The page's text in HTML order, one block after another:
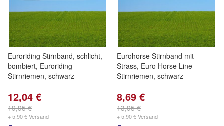
Euroriding Stirnband, schlicht,
bombiert, Euroriding
Stirnriemen, schwarz
12,04 €
19,95 €
+ 5,90 € Versand
Eurohorse Stirnband mit
Strass, Euro Horse Line
Stirnriemen, schwarz
8,69 €
13,95 €
+ 5,90 € Versand